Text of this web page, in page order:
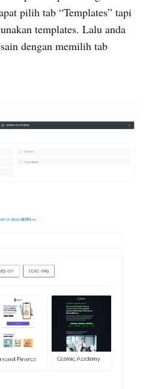
pilih tab “Templates” tapi
templates. Lalu anda
dengan memilih tab